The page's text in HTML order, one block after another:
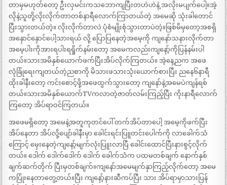
တာမှမဟုတ်တော့ ဦးလှမင်းကသဘောကျပြီးတဟဲဟဲနဲ့ အလိုးမပျက်ပေါ့။အဲ့
လိုနဲ့သူတို့လိုးလိုက်တာတစ်နာရီလောက်ကြာတယ်တဲ့ အမေဆို သုံးခါတောင်
ပြီးသွားတယ်တဲ့။ လိုးလိုက်တာလဲ ပုံစံမျိုးစုံသွားတာပဲတဲ့။ဖြစ်မိမှတော့အစရှိ
အနှောင်နှောင်ပေါ့သားရယ် လို့ ပြောပြနေတဲ့အမေ့ကို ကျနော်သနားလိုက်တာ
အမေ့ပါးကိုအားရပါးရရှိုက်နမ်းတော့ အမေကလည်းကျနော့်ကိုပြန်နမ်းပါ
တယ်။သားအမိနှစ်ယောက်ဖက်ပြီးအိပ်လိုက်ကြတယ်။ အဲ့နေ့ညက အဖေ
လုံခြုံရေးကျတယ်တဲ့ညစာကို မိသားဖသားသုံးယောက်စားပြီး ညနေ၆နာရီ
ထိုးခါနီးတော့ ကင်းစောင့်ဖို့အဖေထွက်သွားတော့ ကျနော်နဲ့အမေပဲကျန်ရစ်
တယ်။သားအမိနှစ်ယောက်TVကလာတဲ့ဇာတ်လမ်းကြည့်ပြီး ကိုးနာရီလောက်
ကြတော့ အိပ်ရာဝင်ကြတယ်။
အဖေမရှိတော့ အမေနဲ့အတူကုတင်ပေါ် တက်အိပ်တာပေါ့ အမေ့ကိုဖက်ပြီး
အိပ်နေတာ အိပ်လို့ပျော်ခါနီးမှာ ခေါင်းရင်းပြူတင်းပေါက်ကို လာခေါက်သံ
ကြောင့် မှေးနေတဲ့ကျနော့်မျက်လုံးပြူးလာပြီ ခေါင်းထောင်ပြီးနားစွင့်လိုက်
တယ်။ ဒေါက် ဒေါက်ဒေါက် ဒေါက် ခေါက်သံက ပထမတစ်ချက် နောက်နှစ်
ချက်ဆက်တိုက် ပြီးမှတစ်ချက်။ကျနော်အမေမျက်နှာကြည့်လိုက်တော့ အမေ
ကပြုံးနေတာတွေ့တယ်။ပြီး ကျနော့်နားဆီကပ်ပြီး သား အိပ်ရာမှာသားပြန်